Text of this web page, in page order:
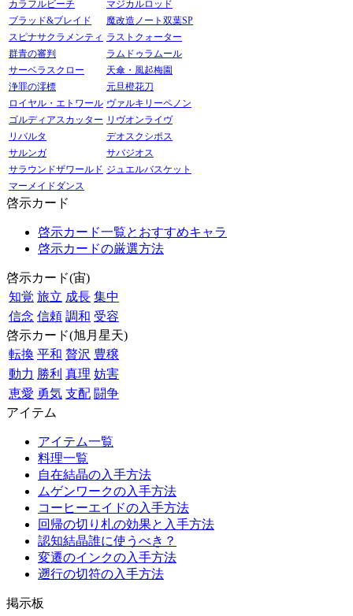
カラフルビーチ
マジカルロッド
ブラッド&ブレイド
魔改造ノート双葉SP
スピナサクラメンティ ラストクォーター
群青の審判
ラムドゥラムール
サーベラスクロー
天傘・風起梅園
浄罪の澪標
元旦橙花刀
ロイヤル・エトワール ヴァルキリーペノン
ゴルディアスカッター リヴオンライヴ
リバルタ
デオスクシポス
サルンガ
サバジオス
サラウンドザワールド ジュエルバスケット
マーメイドダンス
啓示カード
啓示カード一覧とおすすめキャラ
啓示カードの厳選方法
啓示カード(宙)
知覚 旅立 成長 集中
信念 信頼 調和 受容
啓示カード(旭月星天)
転換 平和 贅沢 豊穣
動力 勝利 真理 妨害
恵愛 勇気 支配 闘争
アイテム
アイテム一覧
料理一覧
自在結晶の入手方法
ムゲンワークの入手方法
コーヒーエイドの入手方法
回帰の切り札の効果と入手方法
認知結晶誰に使うべき？
変遷のインクの入手方法
遡行の切符の入手方法
掲示板